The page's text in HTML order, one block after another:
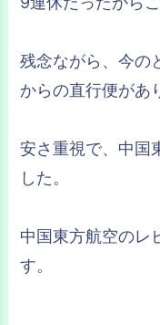
残念ながら、今の
からの直行便があ
安さ重視で、中国
した。
中国東方航空のレ
す。